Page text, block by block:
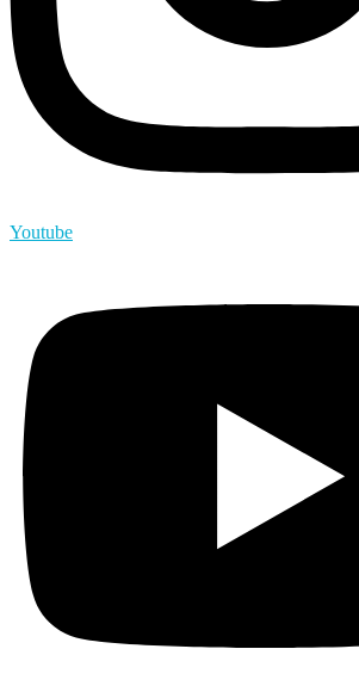
Youtube